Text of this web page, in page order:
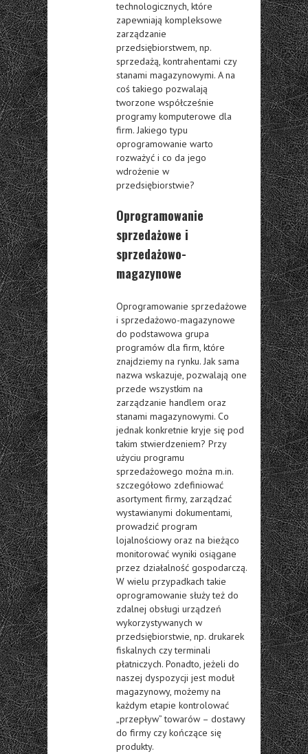
technologicznych, które
zapewniają kompleksowe
zarządzanie
przedsiębiorstwem, np.
sprzedażą, kontrahentami czy
stanami magazynowymi. A na
coś takiego pozwalają
tworzone współcześnie
programy komputerowe dla
firm. Jakiego typu
oprogramowanie warto
rozważyć i co da jego
wdrożenie w
przedsiębiorstwie?
Oprogramowanie
sprzedażowe i
sprzedażowo-
magazynowe
Oprogramowanie sprzedażowe
i sprzedażowo-magazynowe
do podstawowa grupa
programów dla firm, które
znajdziemy na rynku. Jak sama
nazwa wskazuje, pozwalają one
przede wszystkim na
zarządzanie handlem oraz
stanami magazynowymi. Co
jednak konkretnie kryje się pod
takim stwierdzeniem? Przy
użyciu programu
sprzedażowego można m.in.
szczegółowo zdefiniować
asortyment firmy, zarządzać
wystawianymi dokumentami,
prowadzić program
lojalnościowy oraz na bieżąco
monitorować wyniki osiągane
przez działalność gospodarczą.
W wielu przypadkach takie
oprogramowanie służy też do
zdalnej obsługi urządzeń
wykorzystywanych w
przedsiębiorstwie, np. drukarek
fiskalnych czy terminali
płatniczych. Ponadto, jeżeli do
naszej dyspozycji jest moduł
magazynowy, możemy na
każdym etapie kontrolować
„przepływ” towarów – dostawy
do firmy czy kończące się
produkty.